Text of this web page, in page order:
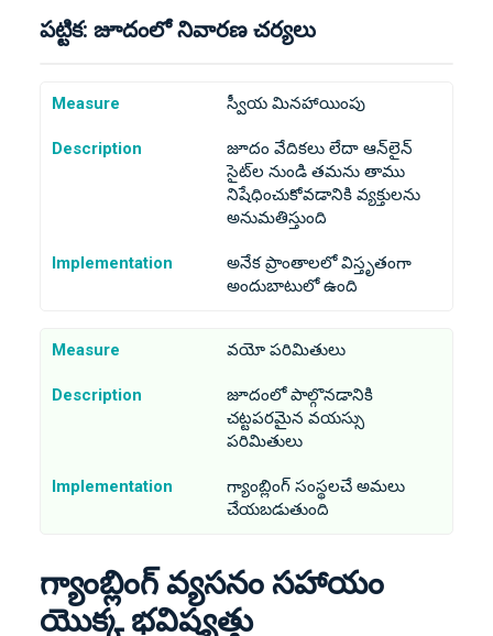
పట్టిక: జూదంలో నివారణ చర్యలు
Measure స్వీయ మినహాయింపు
Description
జూదం వేదికలు లేదా ఆన్‌లైన్
సైట్‌ల నుండి తమను తాము
నిషేధించుకోవడానికి వ్యక్తులను
అనుమతిస్తుంది
Implementation
అనేక ప్రాంతాలలో విస్తృతంగా
అందుబాటులో ఉంది
Measure వయో పరిమితులు
Description
జూదంలో పాల్గొనడానికి
చట్టపరమైన వయస్సు
పరిమితులు
Implementation
గ్యాంబ్లింగ్ సంస్థలచే అమలు
చేయబడుతుంది
గ్యాంబ్లింగ్ వ్యసనం సహాయం
యొక్క భవిష్యత్తు